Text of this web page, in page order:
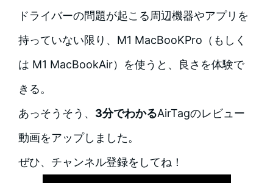
ドライバーの問題が起こる周辺機器やアプリを
持っていない限り、M1 MacBooKPro（もしく
は M1 MacBookAir）を使うと、良さを体験で
きる。
あっそうそう、 3分でわかるAirTagのレビュー
動画をアップしました。
ぜひ、チャンネル登録をしてね！